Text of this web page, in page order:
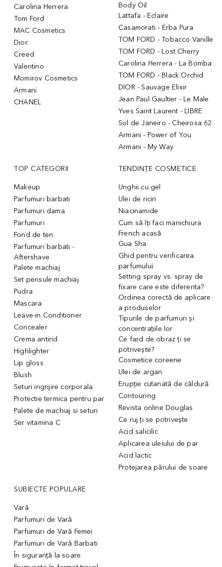
Carolina Herrera
Tom Ford
MAC Cosmetics
Dior
Creed
Valentino
Momirov Cosmetics
Armani
CHANEL
Body Oil
Lattafa - Eclaire
Casamorati - Erba Pura
TOM FORD - Tobacco Vanille
TOM FORD - Lost Cherry
Carolina Herrera - La Bomba
TOM FORD - Black Orchid
DIOR - Sauvage Elixir
Jean Paul Gaultier - Le Male
Yves Saint Laurent - LIBRE
Sol de Janeiro - Cheirosa 62
Armani - Power of You
Armani - My Way
TOP CATEGORII
Makeup
Parfumuri barbati
Parfumuri dama
Parfumuri
Fond de ten
Parfumuri barbati -
Aftershave
Palete machiaj
Set pensule machiaj
Pudra
Mascara
Leave-in Conditioner
Concealer
Crema antirid
Highlighter
Lip gloss
Blush
Seturi ingrijire corporala
Protectie termica pentru par
Palete de machiaj si seturi
Ser vitamina C
TENDINȚE COSMETICE
Unghii cu gel
Ulei de ricin
Niacinamide
Cum să îți faci manichiura
French acasă
Gua Sha
Ghid pentru verificarea
parfumului
Setting spray vs. spray de
fixare care este diferenta?
Ordinea corectă de aplicare
a produselor
Tipurile de parfumuri și
concentrațiile lor
Ce fard de obraz ți se
potrivește?
Cosmetice coreene
Ulei de argan
Erupție cutanată de căldură
Contouring
Revista online Douglas
Ce ruj ți se potrivește
Acid salicilic
Aplicarea uleiului de par
Acid lactic
Protejarea părului de soare
SUBIECTE POPULARE
Vară
Parfumuri de Vară
Parfumuri de Vară Femei
Parfumuri de Vară Barbati
În siguranță la soare